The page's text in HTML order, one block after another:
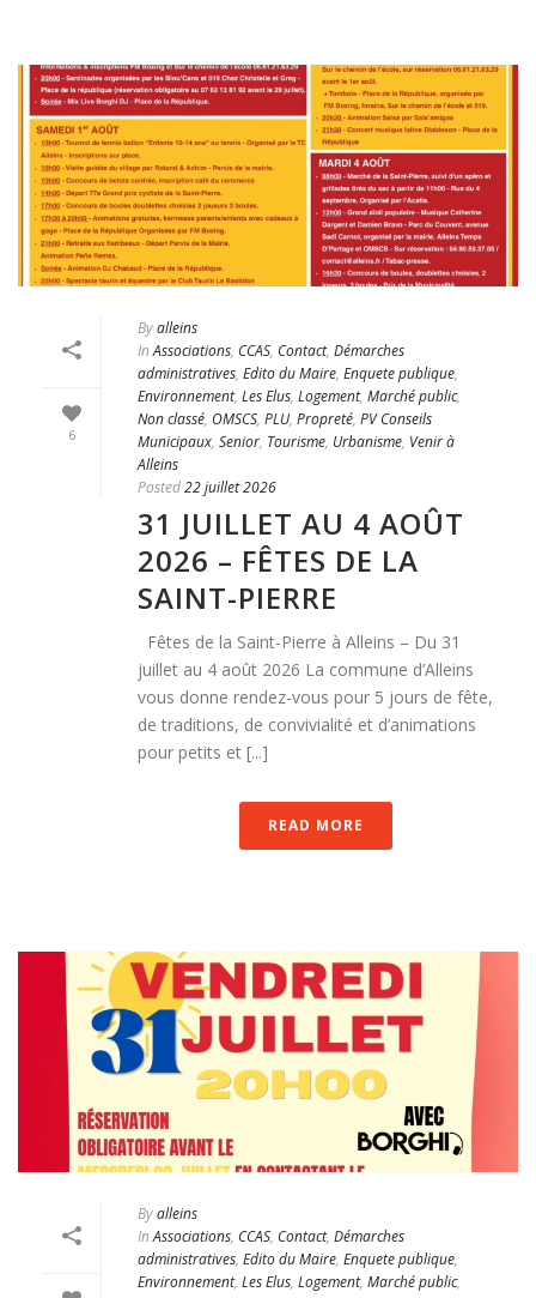
6
Byalleins
In Associations, CCAS, Contact, Démarches
administratives, Edito du Maire, Enquete publique,
Environnement, Les Elus, Logement, Marché public,
Non classé, OMSCS, PLU, Propreté, PV Conseils
Municipaux, Senior, Tourisme, Urbanisme, Venir à
Alleins
Posted22 juillet 2026
31 JUILLET AU 4 AOÛT
2026 – FÊTES DE LA
SAINT-PIERRE
Fêtes de la Saint-Pierre à Alleins – Du 31
juillet au 4 août 2026 La commune d’Alleins
vous donne rendez-vous pour 5 jours de fête,
de traditions, de convivialité et d’animations
pour petits et [...]
READ MORE
Byalleins
In Associations, CCAS, Contact, Démarches
administratives, Edito du Maire, Enquete publique,
Environnement, Les Elus, Logement, Marché public,